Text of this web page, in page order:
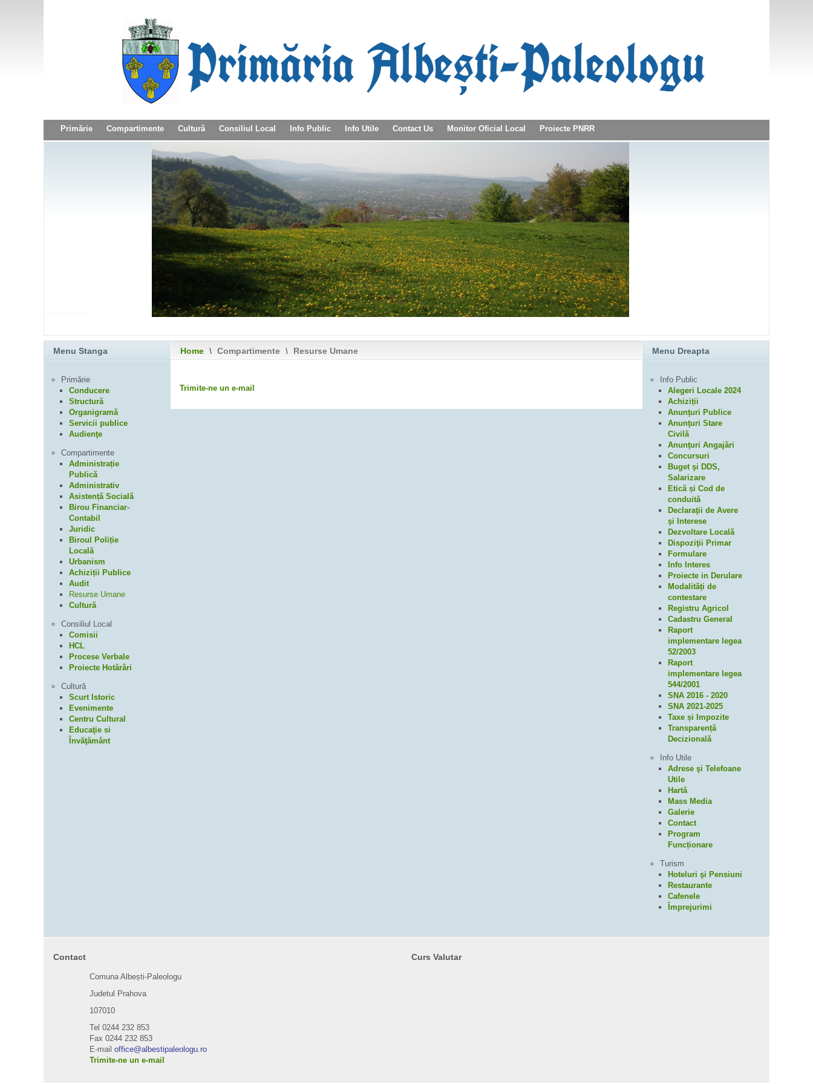
Primărie Compartimente Cultură Consiliul Local Info Public Info Utile Contact Us Monitor Oficial Local Proiecte PNRR
Home \ Compartimente \ Resurse Umane
Trimite-ne un e-mail
Menu Stanga
Primărie
Conducere
Structură
Organigramă
Servicii publice
Audienţe
Compartimente
Administrație
Publică
Administrativ
Asistență Socială
Birou Financiar-
Contabil
Juridic
Biroul Poliție
Locală
Urbanism
Achiziții Publice
Audit
Resurse Umane
Cultură
Consiliul Local
Comisii
HCL
Procese Verbale
Proiecte Hotărâri
Cultură
Scurt Istoric
Evenimente
Centru Cultural
Educaţie si
Învăţământ
Menu Dreapta
Info Public
Alegeri Locale 2024
Achiziții
Anunţuri Publice
Anunţuri Stare
Civilă
Anunţuri Angajări
Concursuri
Buget şi DDS,
Salarizare
Etică și Cod de
conduită
Declaraţii de Avere
şi Interese
Dezvoltare Locală
Dispoziţii Primar
Formulare
Info Interes
Proiecte in Derulare
Modalități de
contestare
Registru Agricol
Cadastru General
Raport
implementare legea
52/2003
Raport
implementare legea
544/2001
SNA 2016 - 2020
SNA 2021-2025
Taxe și Impozite
Transparență
Decizională
Info Utile
Adrese şi Telefoane
Utile
Hartă
Mass Media
Galerie
Contact
Program
Funcționare
Turism
Hoteluri şi Pensiuni
Restaurante
Cafenele
Împrejurimi
Contact
Comuna Albești-Paleologu
Judetul Prahova
107010
Tel 0244 232 853
Fax 0244 232 853
E-mail office@albestipaleologu.ro
Trimite-ne un e-mail
Curs Valutar